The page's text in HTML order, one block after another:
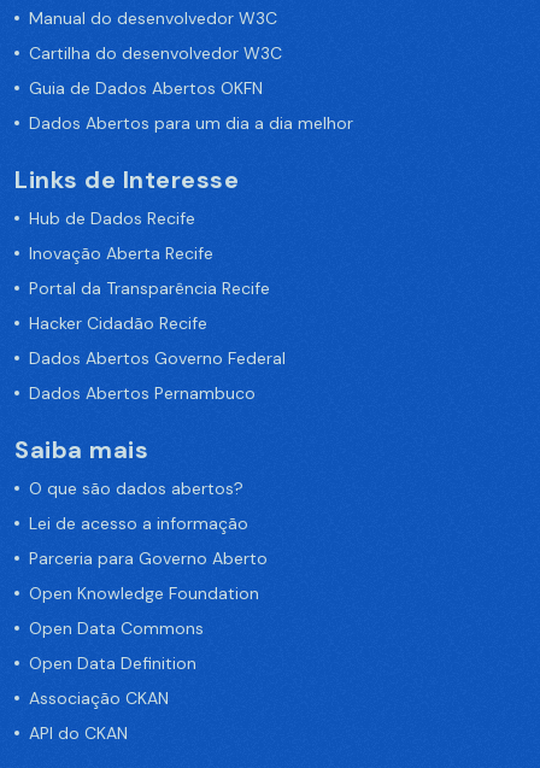
Manual do desenvolvedor W3C
Cartilha do desenvolvedor W3C
Guia de Dados Abertos OKFN
Dados Abertos para um dia a dia melhor
Links de Interesse
Hub de Dados Recife
Inovação Aberta Recife
Portal da Transparência Recife
Hacker Cidadão Recife
Dados Abertos Governo Federal
Dados Abertos Pernambuco
Saiba mais
O que são dados abertos?
Lei de acesso a informação
Parceria para Governo Aberto
Open Knowledge Foundation
Open Data Commons
Open Data Definition
Associação CKAN
API do CKAN